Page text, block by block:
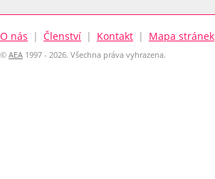
O nás | Členství | Kontakt | Mapa stránek
© AEA 1997 - 2026. Všechna práva vyhrazena.